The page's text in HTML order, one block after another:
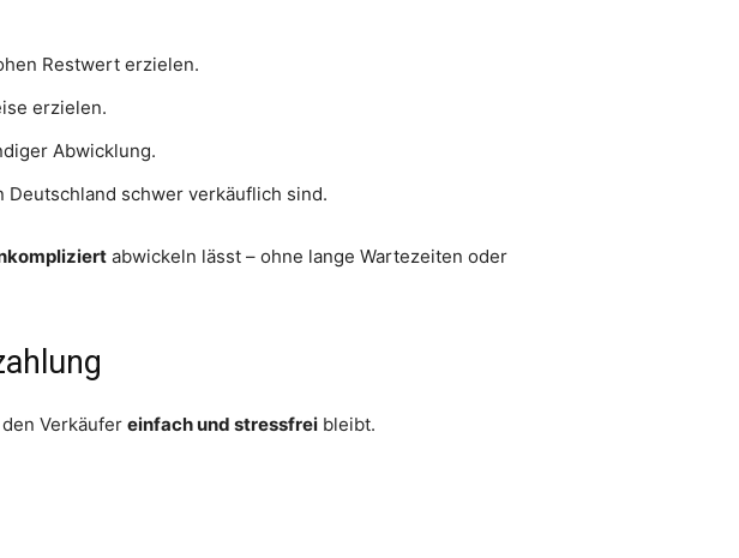
Restwert erzielen.
erzielen.
Abwicklung.
schwer verkäuflich sind.
abwickeln lässt – ohne lange Wartezeiten oder
Verkäufer einfach und stressfrei bleibt.